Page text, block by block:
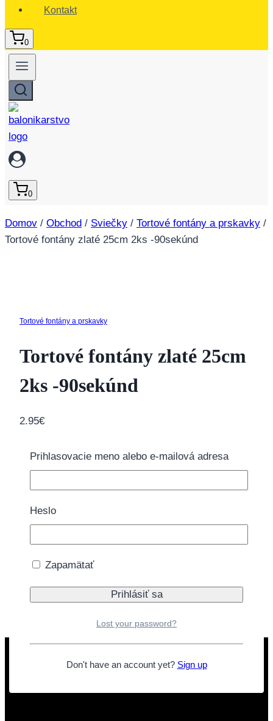
Kontakt
0
0
Domov / Obchod / Sviečky / Tortové fontány a prskavky /
Tortové fontány zlaté 25cm 2ks -90sekúnd
Tortové fontány a prskavky
Tortové fontány zlaté 25cm
2ks -90sekúnd
2.95€
1 na sklade
Pridať do košíka
Doprava zdarma nad 40€
Prihlasovacie meno alebo e-mailová adresa
Heslo
Zapamätať
Lost your password?
Don't have an account yet? Sign up